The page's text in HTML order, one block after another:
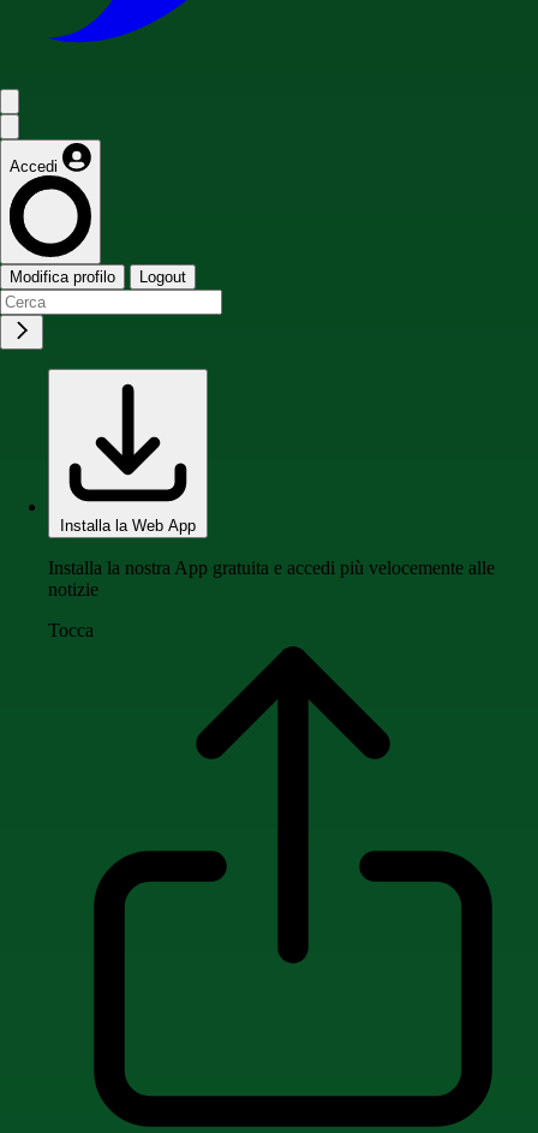
Accedi
Modifica profilo Logout
Installa la Web App
Installa la nostra App gratuita e accedi più velocemente alle
notizie
Tocca